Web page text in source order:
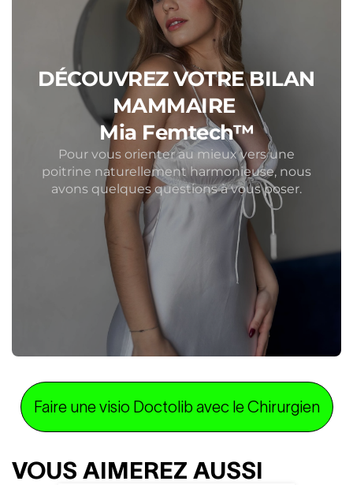
VOUS AIMEREZ AUSSI
Faire une visio Doctolib avec le Chirurgien